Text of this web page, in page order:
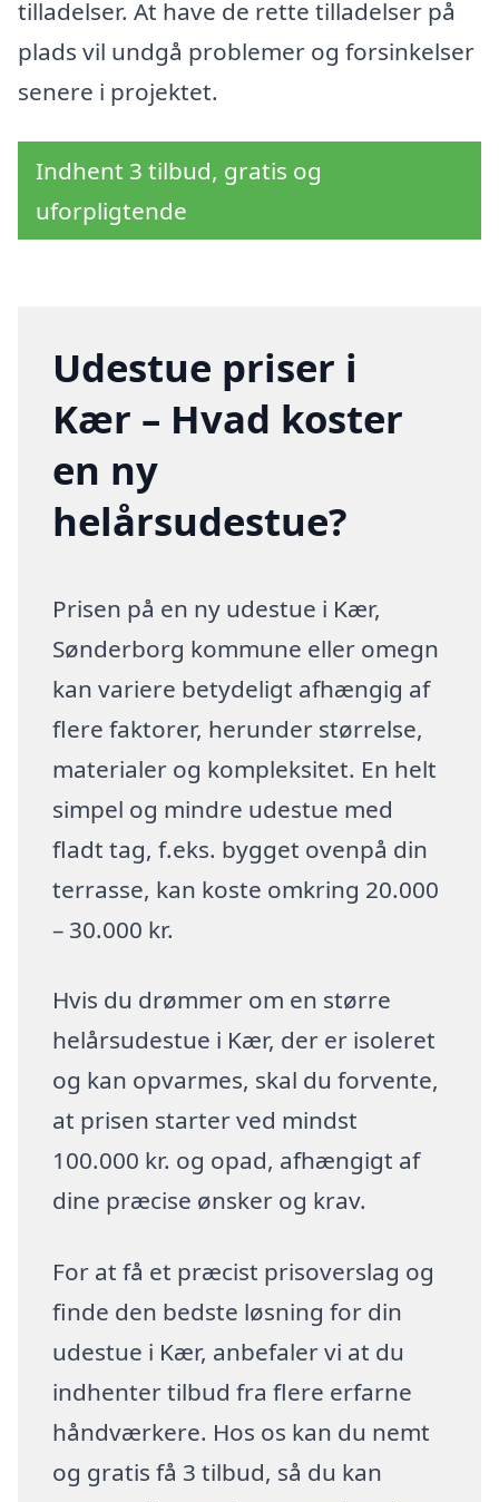
tilladelser. At have de rette tilladelser på
plads vil undgå problemer og forsinkelser
senere i projektet.
Indhent 3 tilbud, gratis og
uforpligtende
Udestue priser i
Kær – Hvad koster
en ny
helårsudestue?
Prisen på en ny udestue i Kær,
Sønderborg kommune eller omegn
kan variere betydeligt afhængig af
flere faktorer, herunder størrelse,
materialer og kompleksitet. En helt
simpel og mindre udestue med
fladt tag, f.eks. bygget ovenpå din
terrasse, kan koste omkring 20.000
– 30.000 kr.
Hvis du drømmer om en større
helårsudestue i Kær, der er isoleret
og kan opvarmes, skal du forvente,
at prisen starter ved mindst
100.000 kr. og opad, afhængigt af
dine præcise ønsker og krav.
For at få et præcist prisoverslag og
finde den bedste løsning for din
udestue i Kær, anbefaler vi at du
indhenter tilbud fra flere erfarne
håndværkere. Hos os kan du nemt
og gratis få 3 tilbud, så du kan